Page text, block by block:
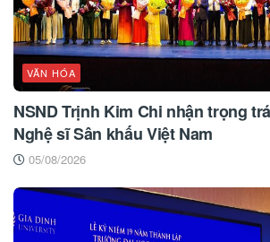
VĂN HÓA
NSND Trịnh Kim Chi nhận trọng
Nghệ sĩ Sân khấu Việt Nam
05/08/2026